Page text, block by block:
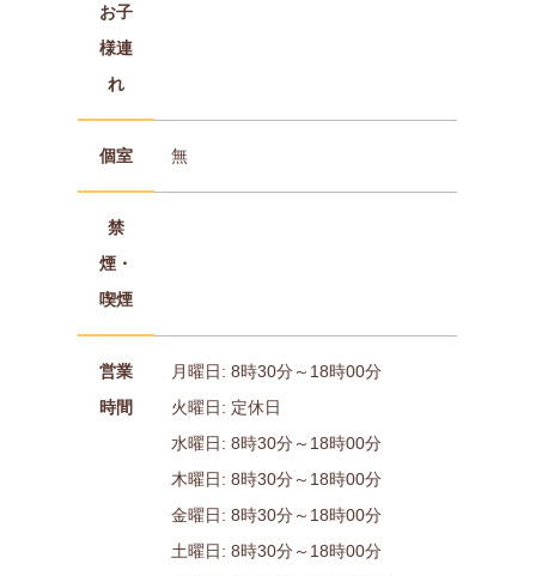
お子
様連
れ
個室 無
禁
煙・
喫煙
営業
時間
月曜日: 8時30分～18時00分
火曜日: 定休日
水曜日: 8時30分～18時00分
木曜日: 8時30分～18時00分
金曜日: 8時30分～18時00分
土曜日: 8時30分～18時00分